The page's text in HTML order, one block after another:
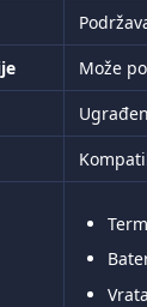
Može